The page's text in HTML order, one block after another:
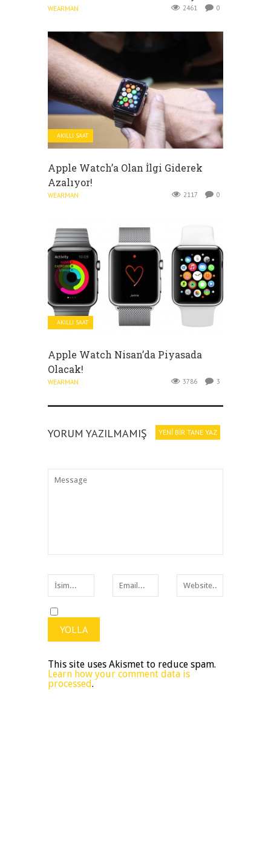
WEARMAN 2461 0
AKILLI SAAT
Apple Watch’a Olan İlgi Giderek
Azalıyor!
WEARMAN 2117 0
AKILLI SAAT
Apple Watch Nisan’da Piyasada
Olacak!
WEARMAN 3786 3
YORUM YAZILMAMIŞ YENI BIR TANE YAZ
This site uses Akismet to reduce spam.
Learn how your comment data is
processed.